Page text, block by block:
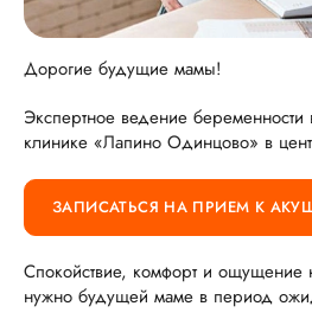
Дорогие будущие мамы!
Экспертное ведение
клинике «Лапино Одинцово» в
ЗАПИСАТЬСЯ НА ПРИЕМ К
Спокойствие, комфорт и ощущение
нужно будущей маме в период